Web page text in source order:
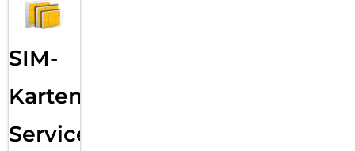
SIM-
Karten
Service: